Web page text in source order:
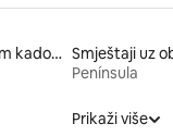
Smještaji s masažnom kadom Smještaji uz
Península
Prikaži više